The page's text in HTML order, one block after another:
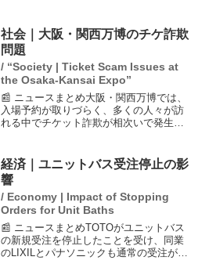
自身もその声に驚きを隠せない様子だっ
た。また、映画の原作は村...
社会｜大阪・関西万博のチケ詐欺
問題
/ “Society | Ticket Scam Issues at
the Osaka-Kansai Expo”
📰 ニュースまとめ大阪・関西万博では、
入場予約が取りづらく、多くの人々が訪
れる中でチケット詐欺が相次いで発生し
スが目立ち、被害者は増加。詐欺を行っ
た側は開き直りの姿勢を...
経済｜ユニットバス受注停止の影
響
/ Economy | Impact of Stopping
Orders for Unit Baths
📰 ニュースまとめTOTOがユニットバス
の新規受注を停止したことを受け、同業
のLIXILとパナソニックも通常の受注がで